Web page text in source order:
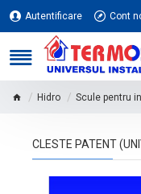
Autentificare Cont
Hidro Scule pentru
CLESTE PATENT